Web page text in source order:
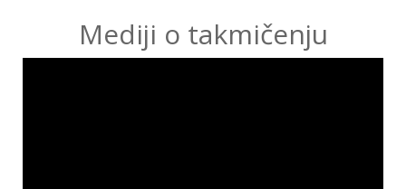
Mediji o takmičenju